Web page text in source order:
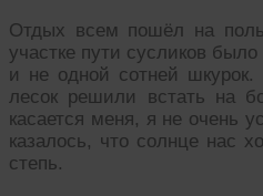
Отдых всем пошёл на
участке пути сусликов
и не одной сотней
лесок решили встать на
касается меня, я не очень
казалось, что солнце нас
степь.